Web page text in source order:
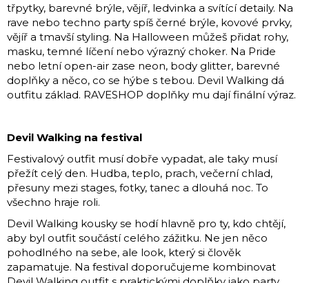
třpytky, barevné brýle, vějíř, ledvinka a svítící detaily. Na
rave nebo techno party spíš černé brýle, kovové prvky,
vějíř a tmavší styling. Na Halloween můžeš přidat rohy,
masku, temné líčení nebo výrazný choker. Na Pride
nebo letní open-air zase neon, body glitter, barevné
doplňky a něco, co se hýbe s tebou. Devil Walking dá
outfitu základ. RAVESHOP doplňky mu dají finální výraz.
Devil Walking na festival
Festivalový outfit musí dobře vypadat, ale taky musí
přežít celý den. Hudba, teplo, prach, večerní chlad,
přesuny mezi stages, fotky, tanec a dlouhá noc. To
všechno hraje roli.
Devil Walking kousky se hodí hlavně pro ty, kdo chtějí,
aby byl outfit součástí celého zážitku. Ne jen něco
pohodlného na sebe, ale look, který si člověk
zapamatuje. Na festival doporučujeme kombinovat